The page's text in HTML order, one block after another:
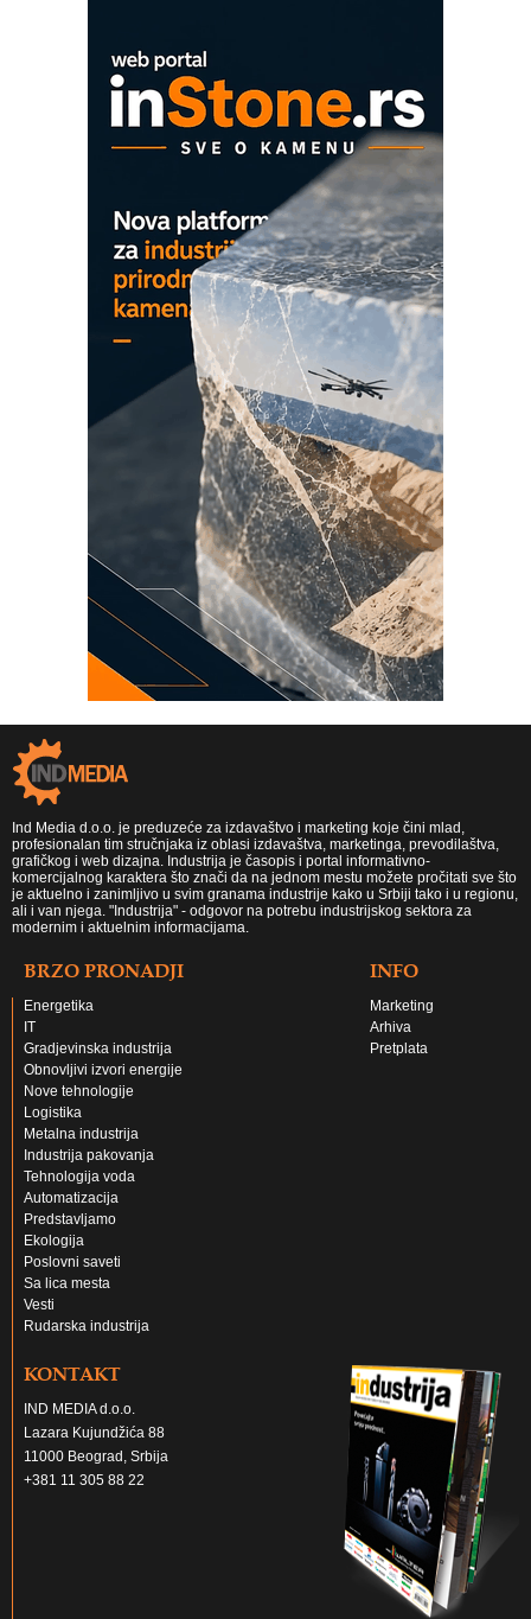
OBO sistemi mrežastih nosača kablova
Proizvodnja iC7 Hybrid 1500 VDC
mrežnog pretvarača sa tečnim
hlađenjem
Ind Media d.o.o. je preduzeće za izdavaštvo i marketing koje čini mlad,
profesionalan tim stručnjaka iz oblasi izdavaštva, marketinga, prevodilaštva,
grafičkog i web dizajna. Industrija je časopis i portal informativno-
komercijalnog karaktera što znači da na jednom mestu možete pročitati sve što
je aktuelno i zanimljivo u svim granama industrije kako u Srbiji tako i u regionu,
ali i van njega. "Industrija" - odgovor na potrebu industrijskog sektora za
modernim i aktuelnim informacijama.
BRZO PRONADJI
Energetika
IT
Gradjevinska industrija
Obnovljivi izvori energije
Nove tehnologije
Logistika
Metalna industrija
Industrija pakovanja
Tehnologija voda
Automatizacija
Predstavljamo
Ekologija
Poslovni saveti
Sa lica mesta
Vesti
Rudarska industrija
INFO
Marketing
Arhiva
Pretplata
KONTAKT
IND MEDIA d.o.o.
Lazara Kujundžića 88
11000 Beograd, Srbija
+381 11 305 88 22